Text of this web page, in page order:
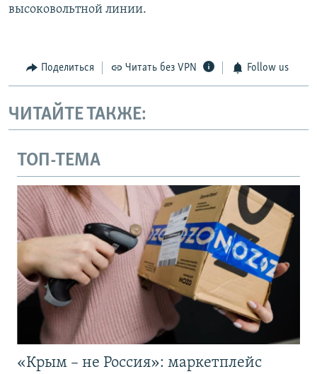
высоковольтной линии.
Поделиться Читать без VPN Follow us
ЧИТАЙТЕ ТАКЖЕ:
ТОП-ТЕМА
«Крым – не Россия»: маркетплейс